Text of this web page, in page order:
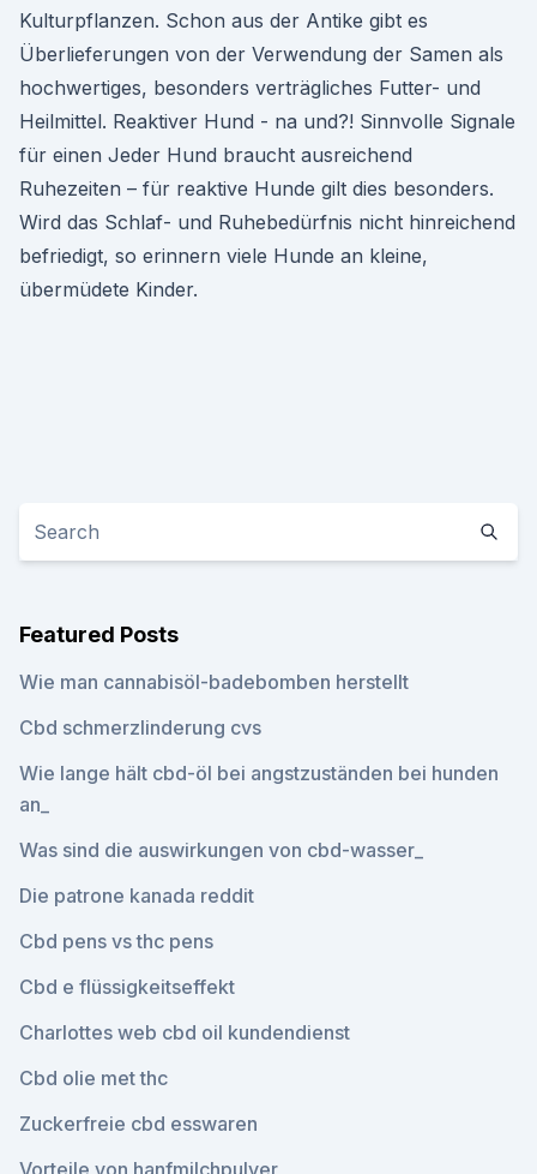
Kulturpflanzen. Schon aus der Antike gibt es
Überlieferungen von der Verwendung der Samen als
hochwertiges, besonders verträgliches Futter- und
Heilmittel. Reaktiver Hund - na und?! Sinnvolle Signale
für einen Jeder Hund braucht ausreichend
Ruhezeiten – für reaktive Hunde gilt dies besonders.
Wird das Schlaf- und Ruhebedürfnis nicht hinreichend
befriedigt, so erinnern viele Hunde an kleine,
übermüdete Kinder.
Featured Posts
Wie man cannabisöl-badebomben herstellt
Cbd schmerzlinderung cvs
Wie lange hält cbd-öl bei angstzuständen bei hunden
an_
Was sind die auswirkungen von cbd-wasser_
Die patrone kanada reddit
Cbd pens vs thc pens
Cbd e flüssigkeitseffekt
Charlottes web cbd oil kundendienst
Cbd olie met thc
Zuckerfreie cbd esswaren
Vorteile von hanfmilchpulver